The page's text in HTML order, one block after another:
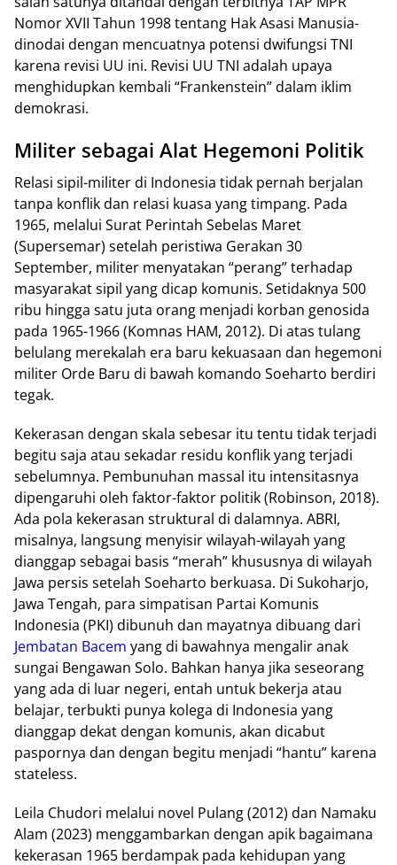
Nomor XVII Tahun 1998 tentang Hak Asasi Manusia-
dinodai dengan mencuatnya potensi dwifungsi TNI
karena revisi UU ini. Revisi UU TNI adalah upaya
menghidupkan kembali “Frankenstein” dalam iklim
demokrasi.
Militer sebagai Alat Hegemoni Politik
Relasi sipil-militer di Indonesia tidak pernah berjalan
tanpa konflik dan relasi kuasa yang timpang. Pada
1965, melalui Surat Perintah Sebelas Maret
(Supersemar) setelah peristiwa Gerakan 30
September, militer menyatakan “perang” terhadap
masyarakat sipil yang dicap komunis. Setidaknya 500
ribu hingga satu juta orang menjadi korban genosida
pada 1965-1966 (Komnas HAM, 2012). Di atas tulang
belulang merekalah era baru kekuasaan dan hegemoni
militer Orde Baru di bawah komando Soeharto berdiri
tegak.
Kekerasan dengan skala sebesar itu tentu tidak terjadi
begitu saja atau sekadar residu konflik yang terjadi
sebelumnya. Pembunuhan massal itu intensitasnya
dipengaruhi oleh faktor-faktor politik (Robinson, 2018).
Ada pola kekerasan struktural di dalamnya. ABRI,
misalnya, langsung menyisir wilayah-wilayah yang
dianggap sebagai basis “merah” khususnya di wilayah
Jawa persis setelah Soeharto berkuasa. Di Sukoharjo,
Jawa Tengah, para simpatisan Partai Komunis
Indonesia (PKI) dibunuh dan mayatnya dibuang dari
Jembatan Bacem yang di bawahnya mengalir anak
sungai Bengawan Solo. Bahkan hanya jika seseorang
yang ada di luar negeri, entah untuk bekerja atau
belajar, terbukti punya kolega di Indonesia yang
dianggap dekat dengan komunis, akan dicabut
paspornya dan dengan begitu menjadi “hantu” karena
stateless.
Leila Chudori melalui novel Pulang (2012) dan Namaku
Alam (2023) menggambarkan dengan apik bagaimana
kekerasan 1965 berdampak pada kehidupan yang